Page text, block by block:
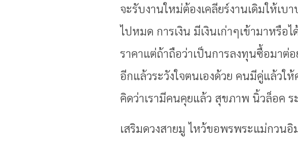
จะรับงานใหม่ต้องเคลียร์งานเดิมให้เ
ไปหมด การเงิน มีเงินเก่าๆเข้ามาหรือ
ราคาแต่ถ้าถือว่าเป็นการลงทุนซื้อมาต่
อีกแล้วระวังใจตนเองด้วย คนมีคู่แล้วใ
คิดว่าเรามีคนคุยแล้ว สุขภาพ นิ้วล็อค
เสริมดวงสายมู ไหว้ขอพรพระแม่กว